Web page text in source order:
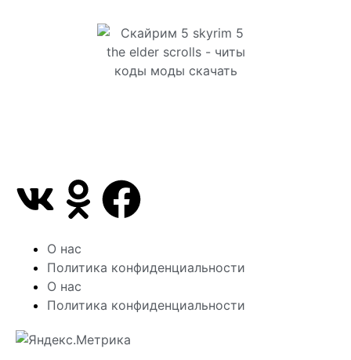
О нас
Политика конфиденциальности
О нас
Политика конфиденциальности